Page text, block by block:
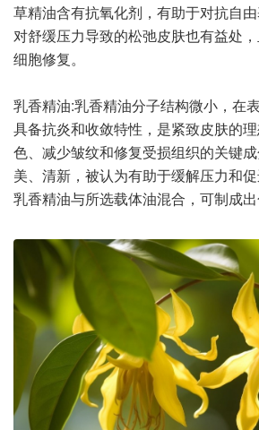
草精油含有抗氧化剂，有助于对抗自
对舒缓压力导致的松弛皮肤也有益处
细胞修复。
乳香精油:乳香精油分子结构微小，在
具备抗炎和收敛特性，是紧致皮肤的
色、减少皱纹和修复受损组织的关键
美、清新，被认为有助于缓解压力和
乳香精油与所选载体油混合，可制成出